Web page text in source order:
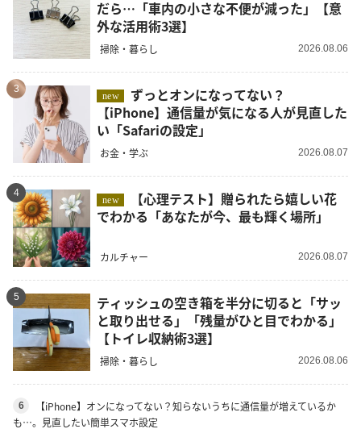
だら…「車内の小さな不便が減った」【意
外な活用術3選】
掃除・暮らし 2026.08.06
3
new
【iPhone】通信量が気になる人が見直した
い「Safariの設定」
お金・学ぶ 2026.08.07
4
new
でわかる「あなたが今、最も輝く場所」
カルチャー 2026.08.07
5
ティッシュの空き箱を半分に切ると「サッ
と取り出せる」「残量がひと目でわかる」
【トイレ収納術3選】
掃除・暮らし 2026.08.06
6
【iPhone】オンになってない？知らないうちに通信量が増えているか
も…。見直したい簡単スマホ設定